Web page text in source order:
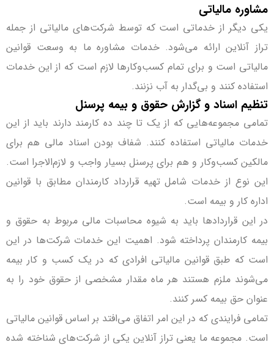
مشاوره مالیاتی
یکی ‌دیگر از خدماتی است که توسط شرکت‌های مالیاتی از جمله
تراز آنلاین ارائه می‌شود. خدمات مشاوره ما به وسعت قوانین
مالیاتی است و برای تمام کسب‌وکارها لازم است که از این خدمات
استفاده کنند و بی‌گدار به آب نزنند.
تنظیم اسناد و گزارش حقوق و بیمه پرسنل
تمامی مجموعه‌هایی که از یک تا چند ده کارمند دارند باید از این
خدمات مالیاتی استفاده کنند. شفاف­ بودن اسناد مالی هم برای
مالکین کسب‌وکار و هم برای پرسنل بسیار واجب و لازم‌الاجرا است.
این نوع از خدمات شامل تهیه قرارداد کارمندان مطابق با قوانین
اداره کار و بیمه است.
در این قراردادها باید به شیوه محاسبات مالی مربوط به حقوق و
بیمه کارمندان پرداخته شود. اهمیت این خدمات شرکت‌ها در این
است که طبق قوانین مالیاتی افرادی که در یک کسب‌ و کار بیمه
می‌شوند ملزم هستند هر ماه مقدار مشخصی از حقوق خود را به
عنوان حق بیمه کسر کنند.
تمامی فرایندی که در این امر اتفاق می‌افتد بر اساس قوانین مالیاتی
است. مجموعه ما یعنی تراز آنلاین یکی از شرکت‌های شناخته شده